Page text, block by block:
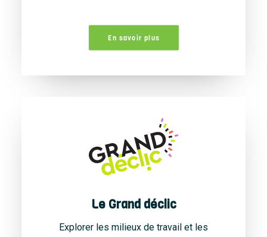
En savoir plus
Le Grand déclic
Explorer les milieux de travail et les